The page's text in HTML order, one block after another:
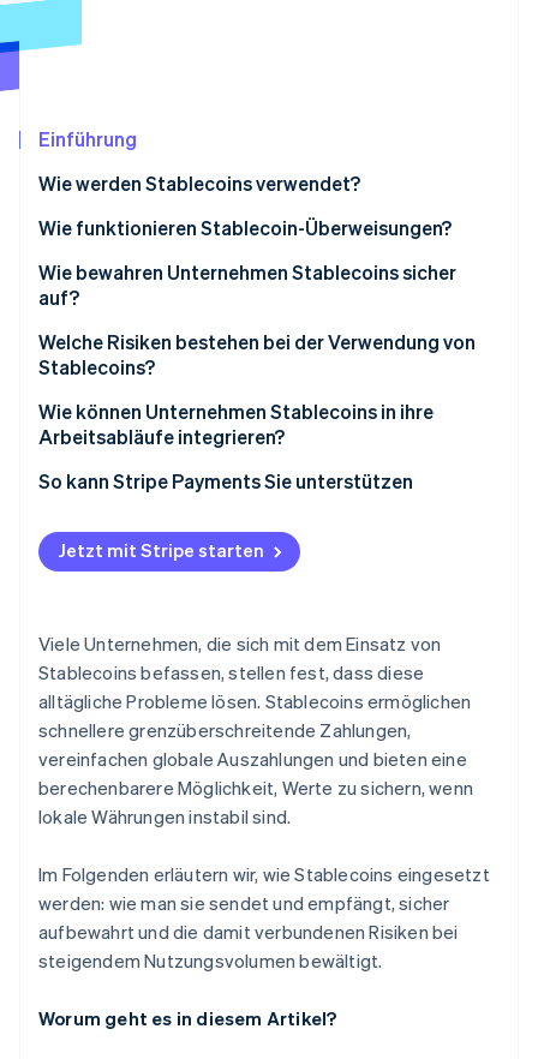
Betrugsprävention
Atlas
Stripe-Sessions 2026
Erfahren Sie, wie Stripe Lösungen für die
Einführung
Wie werden Stablecoins verwendet?
Wie funktionieren Stablecoin-Überweisungen?
Wie bewahren Unternehmen Stablecoins sicher
auf?
Welche Risiken bestehen bei der Verwendung von
Stablecoins?
Wie können Unternehmen Stablecoins in ihre
Arbeitsabläufe integrieren?
So kann Stripe Payments Sie unterstützen
Jetzt mit Stripe starten
Viele Unternehmen, die sich mit dem Einsatz von
Stablecoins befassen, stellen fest, dass diese
alltägliche Probleme lösen. Stablecoins ermöglichen
schnellere grenzüberschreitende Zahlungen,
vereinfachen globale Auszahlungen und bieten eine
berechenbarere Möglichkeit, Werte zu sichern, wenn
lokale Währungen instabil sind.
Im Folgenden erläutern wir, wie Stablecoins eingesetzt
werden: wie man sie sendet und empfängt, sicher
aufbewahrt und die damit verbundenen Risiken bei
steigendem Nutzungsvolumen bewältigt.
Worum geht es in diesem Artikel?